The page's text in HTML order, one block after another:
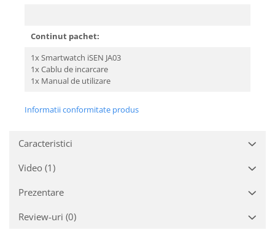
Continut pachet:
1x Smartwatch iSEN JA03
1x Cablu de incarcare
1x Manual de utilizare
Informatii conformitate produs
Caracteristici
Video (1)
Prezentare
Review-uri (0)